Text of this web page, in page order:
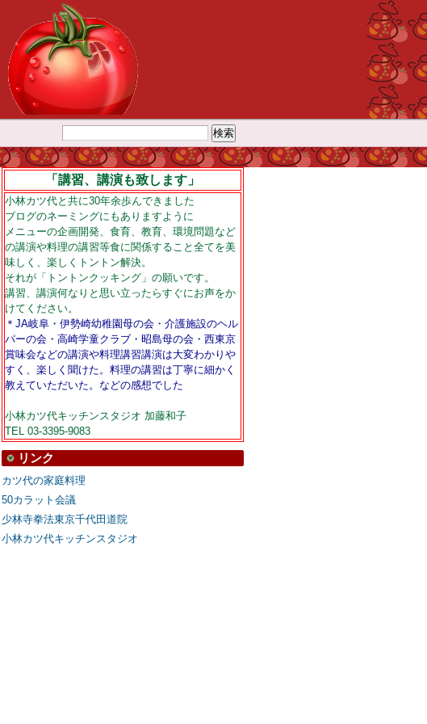
「講習、講演も致します」
小林カツ代と共に30年余歩んできました
ブログのネーミングにもありますように
メニューの企画開発、食育、教育、環境問題など
の講演や料理の講習等食に関係すること全てを美
味しく、楽しくトントン解決。
それが「トントンクッキング」の願いです。
講習、講演何なりと思い立ったらすぐにお声をか
けてください。
＊JA岐阜・伊勢崎幼稚園母の会・介護施設のヘル
パーの会・高崎学童クラブ・昭島母の会・西東京
賞味会などの講演や料理講習講演は大変わかりや
すく、楽しく聞けた。料理の講習は丁寧に細かく
教えていただいた。などの感想でした
小林カツ代キッチンスタジオ 加藤和子
TEL 03-3395-9083
リンク
カツ代の家庭料理
50カラット会議
少林寺拳法東京千代田道院
小林カツ代キッチンスタジオ